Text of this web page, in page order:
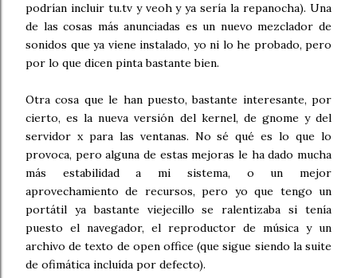
podrían incluir tu.tv y veoh y ya sería la repanocha). Una
de las cosas más anunciadas es un nuevo mezclador de
sonidos que ya viene instalado, yo ni lo he probado, pero
por lo que dicen pinta bastante bien.
Otra cosa que le han puesto, bastante interesante, por
cierto, es la nueva versión del kernel, de gnome y del
servidor x para las ventanas. No sé qué es lo que lo
provoca, pero alguna de estas mejoras le ha dado mucha
más estabilidad a mi sistema, o un mejor
aprovechamiento de recursos, pero yo que tengo un
portátil ya bastante viejecillo se ralentizaba si tenía
puesto el navegador, el reproductor de música y un
archivo de texto de open office (que sigue siendo la suite
de ofimática incluída por defecto).